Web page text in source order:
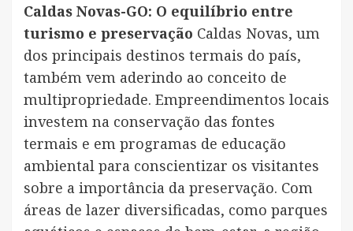
Caldas Novas-GO: O equilíbrio entre
turismo e preservação Caldas Novas, um
dos principais destinos termais do país,
também vem aderindo ao conceito de
multipropriedade. Empreendimentos locais
investem na conservação das fontes
termais e em programas de educação
ambiental para conscientizar os visitantes
sobre a importância da preservação. Com
áreas de lazer diversificadas, como parques